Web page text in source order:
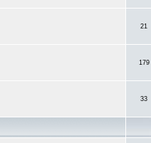
21
179
33